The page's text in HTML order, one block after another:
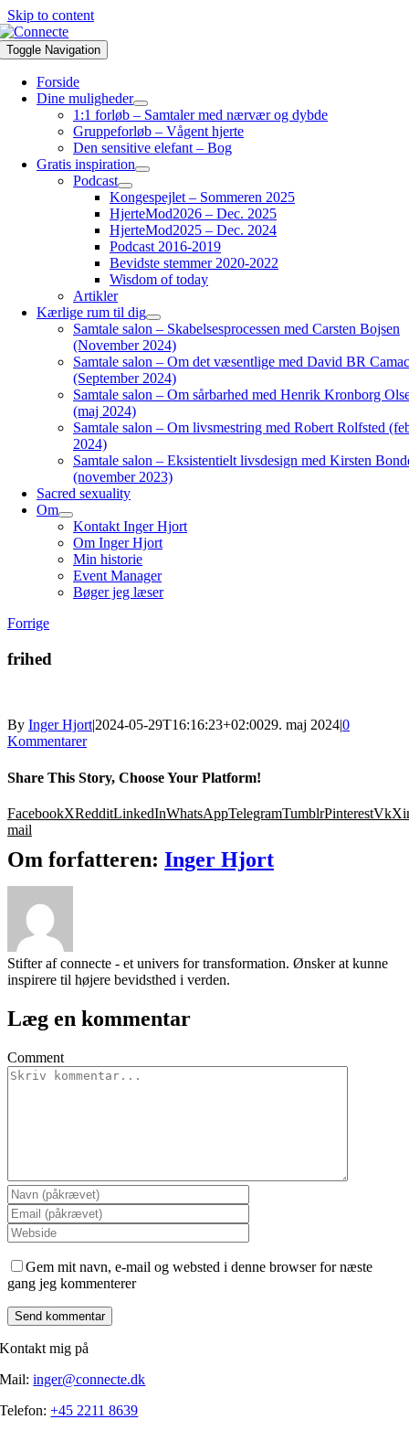
Skip to content
Toggle Navigation
Forside
Dine muligheder
1:1 forløb – Samtaler med nærvær og dybde
Gruppeforløb – Vågent hjerte
Den sensitive elefant – Bog
Gratis inspiration
Podcast
Kongespejlet – Sommeren 2025
HjerteMod2026 – Dec. 2025
HjerteMod2025 – Dec. 2024
Podcast 2016-2019
Bevidste stemmer 2020-2022
Wisdom of today
Artikler
Kærlige rum til dig
Samtale salon – Skabelsesprocessen med Carsten Bojsen
(November 2024)
Samtale salon – Om det væsentlige med David BR
(September 2024)
Samtale salon – Om sårbarhed med Henrik Kronborg
(maj 2024)
Samtale salon – Om livsmestring med Robert Rolfsted
2024)
Samtale salon – Eksistentielt livsdesign med Kirsten
(november 2023)
Sacred sexuality
Om
Kontakt Inger Hjort
Om Inger Hjort
Min historie
Event Manager
Bøger jeg læser
Forrige
frihed
By Inger Hjort|2024-05-29T16:16:23+02:0029. maj 2024|0
Kommentarer
Share This Story, Choose Your Platform!
FacebookXRedditLinkedInWhatsAppTelegramTumblrPinterestVk
mail
Om forfatteren: Inger Hjort
Stifter af connecte - et univers for transformation. Ønsker at kunne
inspirere til højere bevidsthed i verden.
Læg en kommentar
Comment
Gem mit navn, e-mail og websted i denne browser for næste
gang jeg kommenterer
Kontakt mig på
Mail:inger@connecte.dk
Telefon:+45 2211 8639